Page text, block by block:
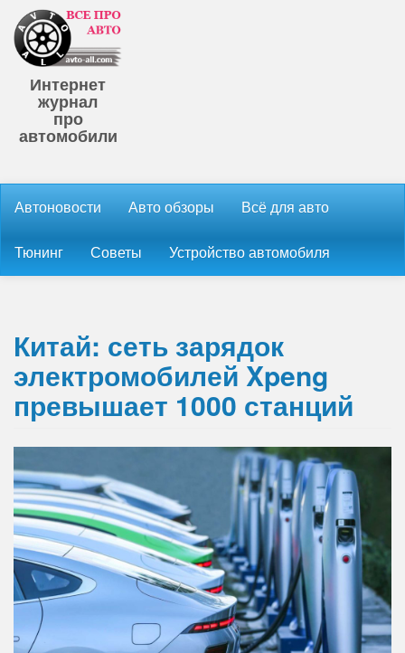
Интернет
журнал
про
автомобили
Автоновости Авто обзоры Всё для авто
Тюнинг Советы Устройство автомобиля
Китай: сеть зарядок
электромобилей Xpeng
превышает 1000 станций